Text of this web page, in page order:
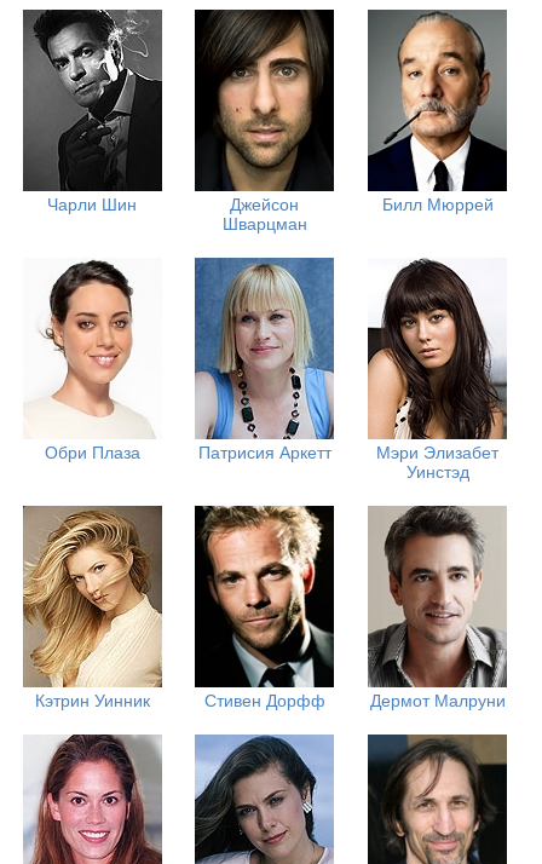
Чарли Шин
Джейсон
Шварцман
Билл Мюррей
Обри Плаза Патрисия Аркетт
Мэри Элизабет
Уинстэд
Кэтрин Уинник Стивен Дорфф Дермот Малруни